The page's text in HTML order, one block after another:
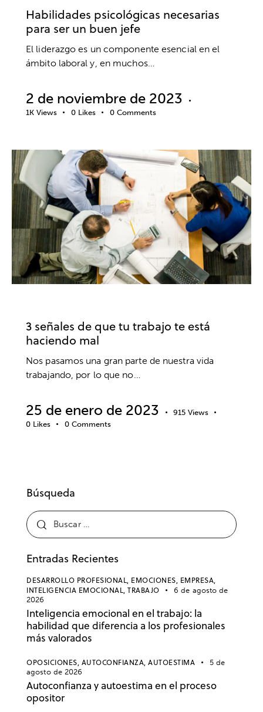
Habilidades psicológicas necesarias
para ser un buen jefe
El liderazgo es un componente esencial en el
ámbito laboral y, en muchos…
2 de noviembre de 2023
1K Views 0 Likes 0 Comments
3 señales de que tu trabajo te está
haciendo mal
Nos pasamos una gran parte de nuestra vida
trabajando, por lo que no…
25 de enero de 2023 915 Views
0 Likes 0 Comments
Búsqueda
Entradas Recientes
DESARROLLO PROFESIONAL, EMOCIONES, EMPRESA,
INTELIGENCIA EMOCIONAL, TRABAJO
6 de agosto de
2026
Inteligencia emocional en el trabajo: la
habilidad que diferencia a los profesionales
más valorados
OPOSICIONES, AUTOCONFIANZA, AUTOESTIMA
5 de
agosto de 2026
Autoconfianza y autoestima en el proceso
opositor